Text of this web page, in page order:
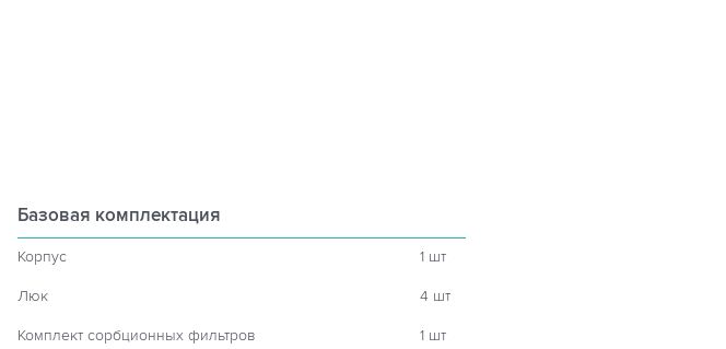
Базовая комплектация
Корпус 1 шт
Люк 4 шт
Комплект сорбционных фильтров 1 шт